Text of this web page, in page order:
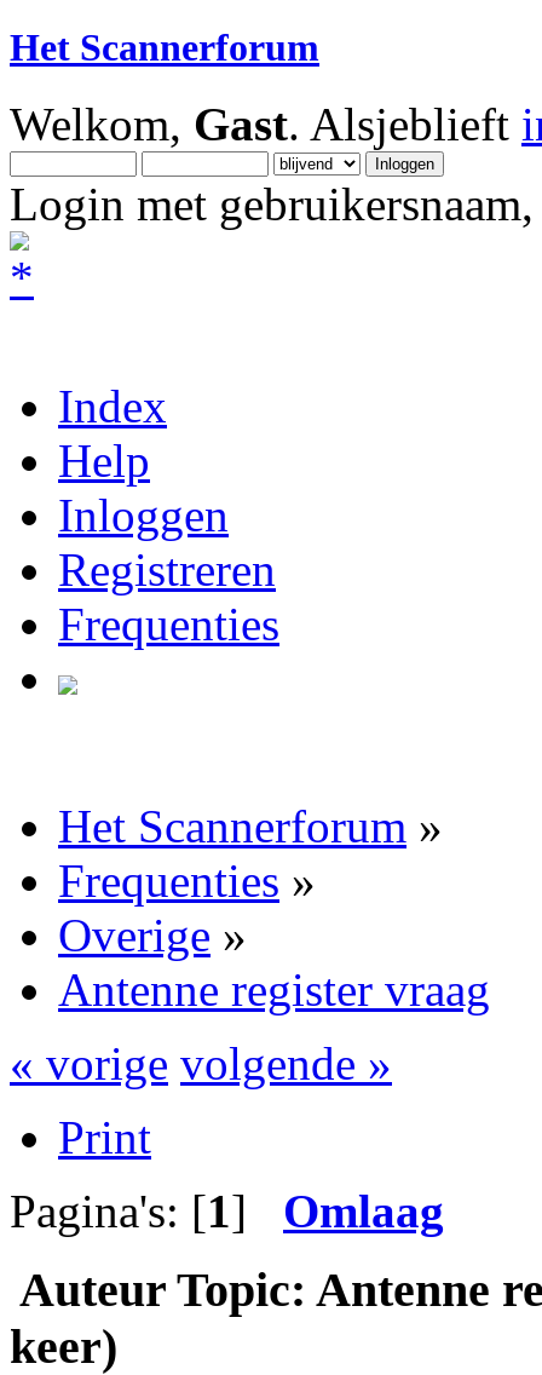
Het Scannerforum
Welkom, Gast. Alsjeblieft
Login met
Index
Help
Inloggen
Registreren
Frequenties
Het Scannerforum »
Frequenties »
Overige »
Antenne register vraag
« vorige volgende »
Print
Pagina's: [1] Omlaag
Auteur Topic: Antenne
keer)